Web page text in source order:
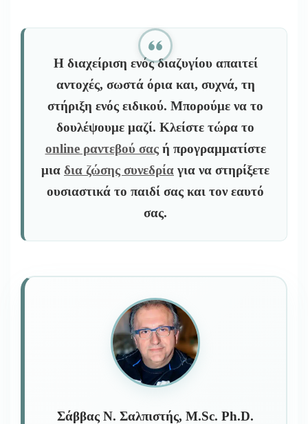
Η διαχείριση ενός διαζυγίου απαιτεί
αντοχές, σωστά όρια και, συχνά, τη
στήριξη ενός ειδικού. Μπορούμε να το
δουλέψουμε μαζί. Κλείστε τώρα το
online ραντεβού σαςή προγραμματίστε
μια δια ζώσης συνεδρία για να στηρίξετε
ουσιαστικά το παιδί σας και τον εαυτό
σας.
Σάββας Ν. Σαλπιστής, M.Sc. Ph.D.